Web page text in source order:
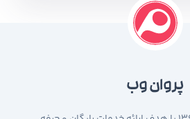
پروان وب